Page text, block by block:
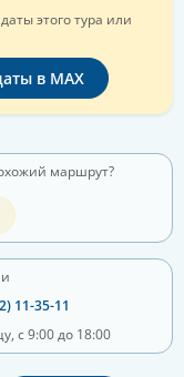
этого тура или
в MAX
маршрут?
11-35-11
с 9:00 до 18:00